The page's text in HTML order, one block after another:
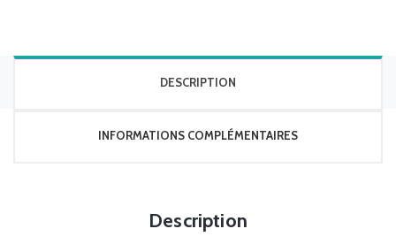
DESCRIPTION
INFORMATIONS COMPLÉMENTAIRES
Description